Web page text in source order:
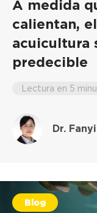
A medida
calientan,
acuicultura
predecible
Lectura en 5
Dr.
Blog